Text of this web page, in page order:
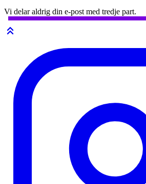
Vi delar aldrig din e-post med tredje part.